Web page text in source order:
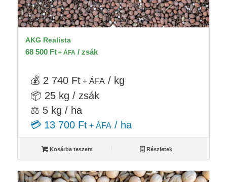
AKG Realista
68 500 Ft+ ÁFA / zsák
💰 2 740 Ft+ ÁFA / kg
📦 25 kg / zsák
⚖️ 5 kg / ha
💳 13 700 Ft+ ÁFA/ ha
Kosárba teszem Részletek